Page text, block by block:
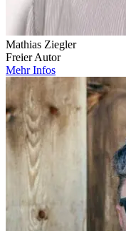
Mathias Ziegler
Freier Autor
Mehr Infos